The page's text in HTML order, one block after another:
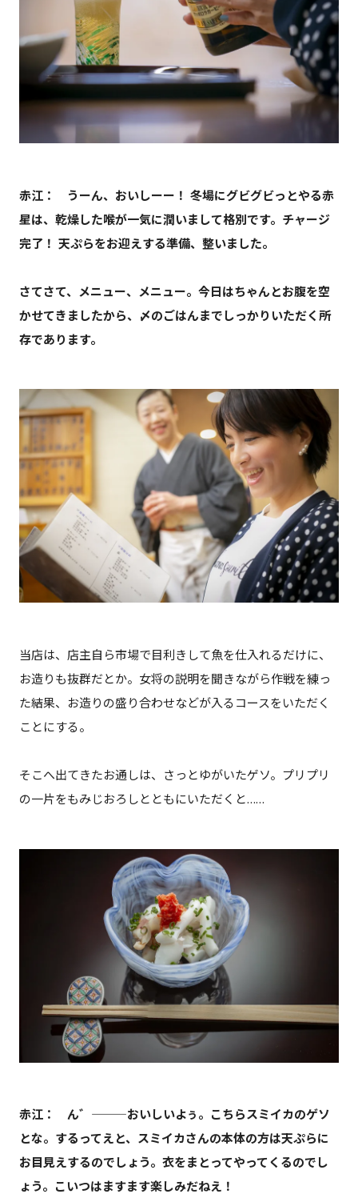
赤江： うーん、おいしーー！ 冬場にグビグビっとやる赤
星は、乾燥した喉が一気に潤いまして格別です。チャージ
完了！ 天ぷらをお迎えする準備、整いました。
さてさて、メニュー、メニュー。今日はちゃんとお腹を空
かせてきましたから、〆のごはんまでしっかりいただく所
存であります。
当店は、店主自ら市場で目利きして魚を仕入れるだけに、
お造りも抜群だとか。女将の説明を聞きながら作戦を練っ
た結果、お造りの盛り合わせなどが入るコースをいただく
ことにする。
そこへ出てきたお通しは、さっとゆがいたゲソ。プリプリ
の一片をもみじおろしとともにいただくと……
赤江： ん゛―――おいしいよぅ。こちらスミイカのゲソ
とな。するってえと、スミイカさんの本体の方は天ぷらに
お目見えするのでしょう。衣をまとってやってくるのでし
ょう。こいつはますます楽しみだねえ！